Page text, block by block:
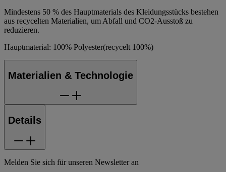
Mindestens 50 % des Hauptmaterials des Kleidungsstücks bestehen
aus recycelten Materialien, um Abfall und CO2-Ausstoß zu
reduzieren.
Hauptmaterial: 100% Polyester(recycelt 100%)
Materialien & Technologie
Details
Melden Sie sich für unseren Newsletter an